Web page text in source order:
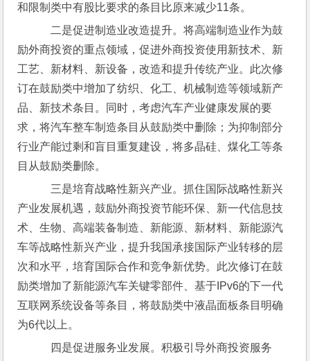
和限制类中有股比要求的条目比原来减少11条。
二是促进制造业改造提升。将高端制造业作为鼓
励外商投资的重点领域，促进外商投资使用新技术、新
工艺、新材料、新设备，改造和提升传统产业。此次修
订在鼓励类中增加了纺织、化工、机械制造等领域新产
品、新技术条目。同时，考虑汽车产业健康发展的要
求，将汽车整车制造条目从鼓励类中删除；为抑制部分
行业产能过剩和盲目重复建设，将多晶硅、煤化工等条
目从鼓励类删除。
三是培育战略性新兴产业。抓住国际战略性新兴
产业发展机遇，鼓励外商投资节能环保、新一代信息技
术、生物、高端装备制造、新能源、新材料、新能源汽
车等战略性新兴产业，提升我国承接国际产业转移的层
次和水平，培育国际合作和竞争新优势。此次修订在鼓
励类增加了新能源汽车关键零部件、基于IPv6的下一代
互联网系统设备等条目，将鼓励类中液晶面板条目明确
为6代以上。
四是促进服务业发展。积极引导外商投资服务